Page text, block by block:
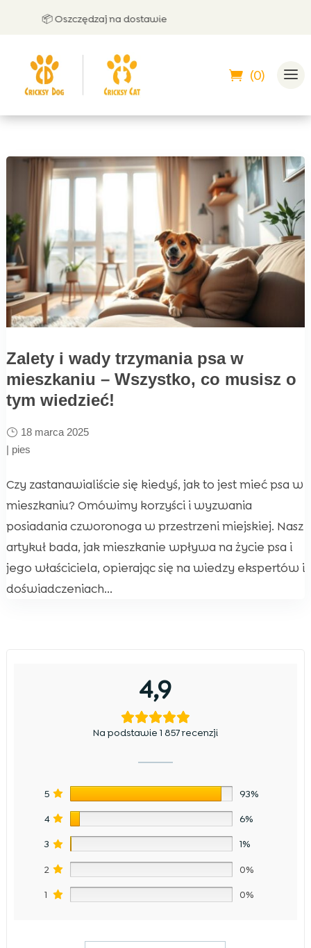
📦 Oszczędzaj na dostawie
(0)
Zalety i wady trzymania psa w
mieszkaniu – Wszystko, co musisz o
tym wiedzieć!
18 marca 2025
| pies
Czy zastanawialiście się kiedyś, jak to jest mieć psa w
mieszkaniu? Omówimy korzyści i wyzwania
posiadania czworonoga w przestrzeni miejskiej. Nasz
artykuł bada, jak mieszkanie wpływa na życie psa i
jego właściciela, opierając się na wiedzy ekspertów i
doświadczeniach...
4,9
Na podstawie 1 857 recenzji
5 93%
4 6%
3 1%
2 0%
1 0%